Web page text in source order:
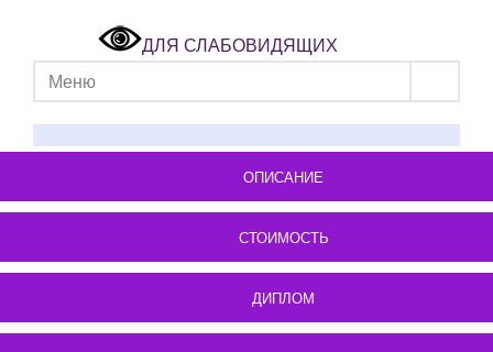
ДЛЯ СЛАБОВИДЯЩИХ
Меню
ОПИСАНИЕ
СТОИМОСТЬ
ДИПЛОМ